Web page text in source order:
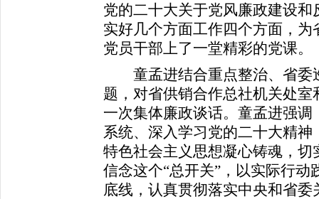
党的二十大关于党风廉政建设
实好几个方面工作四个方面，
党员干部上了一堂精彩的党课。
童孟进结合重点整治、省委
题，对省供销合作总社机关处
一次集体廉政谈话。童孟进强
系统、深入学习党的二十大精
特色社会主义思想凝心铸魂，
信念这个“总开关”，以实际行
底线，认真贯彻落实中央和省